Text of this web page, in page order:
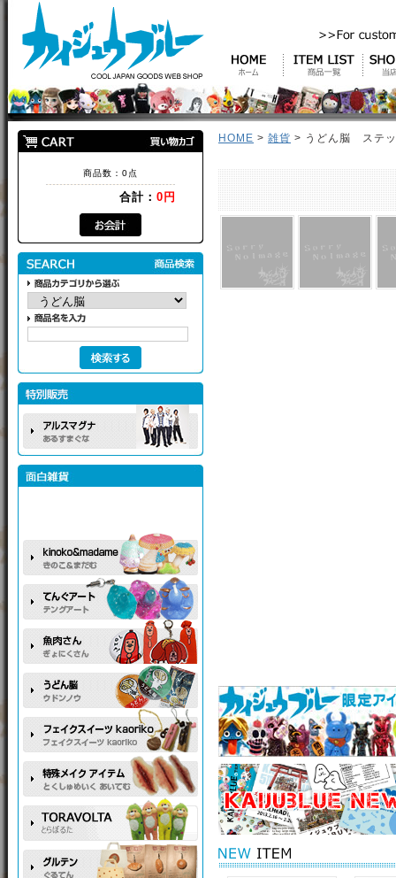
商品数：0点
合計： 0円
HOME > 雑貨 > うどん脳 ステ